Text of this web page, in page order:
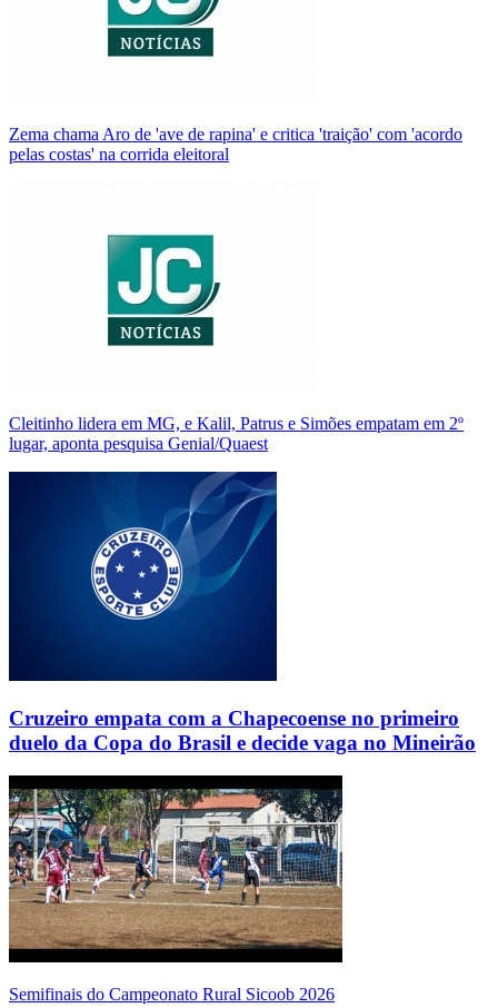
Zema chama Aro de 'ave de rapina' e critica 'traição' com 'acordo
pelas costas' na corrida eleitoral
Cleitinho lidera em MG, e Kalil, Patrus e Simões empatam em 2º
lugar, aponta pesquisa Genial/Quaest
Cruzeiro empata com a Chapecoense no primeiro
duelo da Copa do Brasil e decide vaga no Mineirão
Semifinais do Campeonato Rural Sicoob 2026